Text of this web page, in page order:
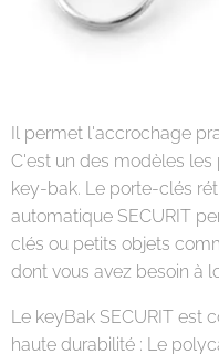
Il permet l'accrochage
C'est un des modèles
key-bak. Le porte-clés
automatique SECURIT
clés ou petits objets
dont vous avez besoin à
Le keyBak SECURIT est
haute durabilité : Le